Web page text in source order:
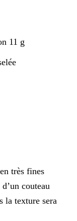
11 g
très fines
couteau
la texture sera